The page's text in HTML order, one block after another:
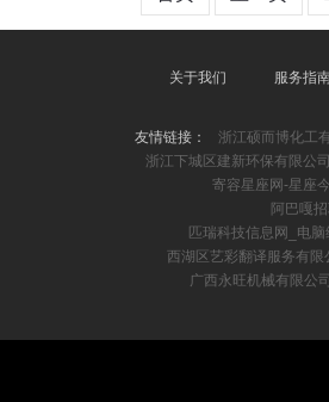
关于我们 服务指
友情链接： 浙江硕而博化工
浙江下城区建新环保有限公
寄容星座网-星座
阿巴嘎
匹瑞科技信息网_电
西湖区艺彩翻译服务有限
广西永旺机械有限公